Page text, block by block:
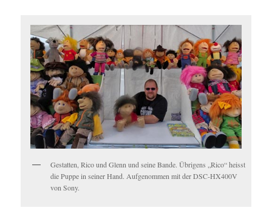
Gestatten, Rico und Glenn und seine Bande. Übrigens „Rico“ heisst
die Puppe in seiner Hand. Aufgenommen mit der DSC-HX400V
von Sony.